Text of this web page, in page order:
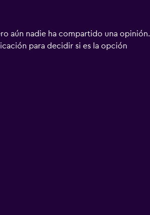
aún nadie ha compartido una opinión.
para decidir si es la opción